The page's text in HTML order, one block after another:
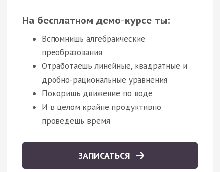
На бесплатном демо-курсе ты:
Вспомнишь алгебраические
преобразования
Отработаешь линейные, квадратные и
дробно-рациональные уравнения
Покоришь движение по воде
И в целом крайне продуктивно
проведешь время
ЗАПИСАТЬСЯ